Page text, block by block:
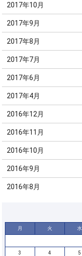
2017年10月
2017年9月
2017年8月
2017年7月
2017年6月
2017年4月
2016年12月
2016年11月
2016年10月
2016年9月
2016年8月
月 火 水
3 4 5